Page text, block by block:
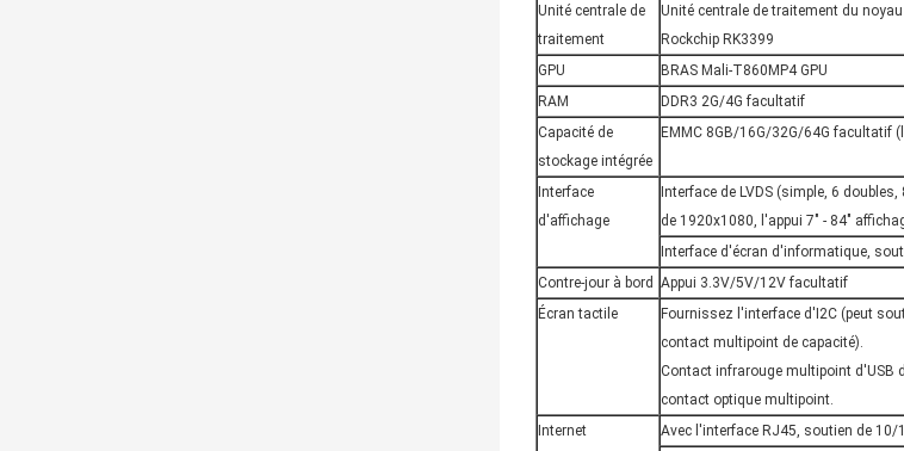
Unité centrale de
traitement
Unité centrale de traitement du
Rockchip RK3399
GPU
BRAS Mali-T860MP4 GPU
RAM
DDR3 2G/4G facultatif
Capacité de
stockage intégrée
EMMC 8GB/16G/32G/64G facultatif
Interface
d'affichage
Interface de LVDS (simple, 6
de 1920x1080, l'appui 7" - 84"
Interface d'écran d'informatique,
Contre-jour à bord Appui 3.3V/5V/12V facultatif
Écran tactile
Fournissez l'interface d'I2C (peut
contact multipoint de capacité).
Contact infrarouge multipoint d'USB
contact optique multipoint.
Internet
Avec l'interface RJ45, soutien de 10/